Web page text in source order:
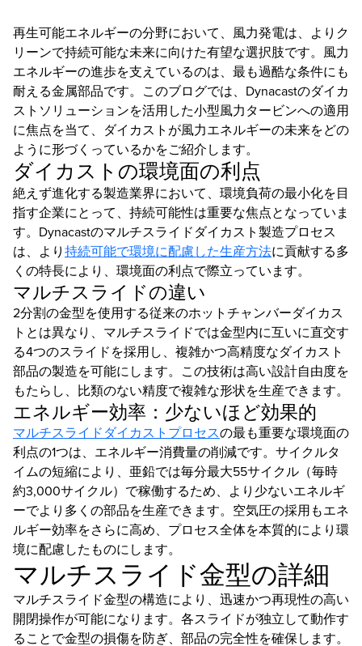
再生可能エネルギーの分野において、風力発電は、よりク
リーンで持続可能な未来に向けた有望な選択肢です。風力
エネルギーの進歩を支えているのは、最も過酷な条件にも
耐える金属部品です。このブログでは、Dynacastのダイカ
ストソリューションを活用した小型風力タービンへの適用
に焦点を当て、ダイカストが風力エネルギーの未来をどの
ように形づくっているかをご紹介します。
ダイカストの環境面の利点
絶えず進化する製造業界において、環境負荷の最小化を目
指す企業にとって、持続可能性は重要な焦点となっていま
す。Dynacastのマルチスライドダイカスト製造プロセス
は、より持続可能で環境に配慮した生産方法に貢献する多
くの特長により、環境面の利点で際立っています。
マルチスライドの違い
2分割の金型を使用する従来のホットチャンバーダイカス
トとは異なり、マルチスライドでは金型内に互いに直交す
る4つのスライドを採用し、複雑かつ高精度なダイカスト
部品の製造を可能にします。この技術は高い設計自由度を
もたらし、比類のない精度で複雑な形状を生産できます。
エネルギー効率：少ないほど効果的
マルチスライドダイカストプロセスの最も重要な環境面の
利点の1つは、エネルギー消費量の削減です。サイクルタ
イムの短縮により、亜鉛では毎分最大55サイクル（毎時
約3,000サイクル）で稼働するため、より少ないエネルギ
ーでより多くの部品を生産できます。空気圧の採用もエネ
ルギー効率をさらに高め、プロセス全体を本質的により環
境に配慮したものにします。
マルチスライド金型の詳細
マルチスライド金型の構造により、迅速かつ再現性の高い
開閉操作が可能になります。各スライドが独立して動作す
ることで金型の損傷を防ぎ、部品の完全性を確保します。